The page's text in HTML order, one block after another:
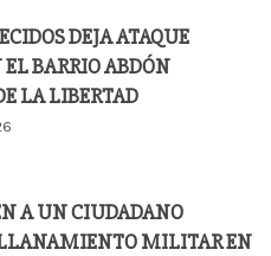
DEJA ATAQUE
BARRIO ABDÓN
LA LIBERTAD
A UN CIUDADANO
MILITAR EN